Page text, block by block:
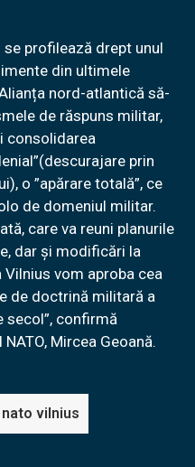
se profilează drept unul
din ultimele
nord-atlantică să-
de răspuns militar,
consolidarea
prin
o ”apărare totală”, ce
de domeniul militar.
care va reuni planurile
dar și modificări la
Vilnius vom aproba cea
de doctrină militară a
secol”, confirmă
Mircea Geoană.
vilnius